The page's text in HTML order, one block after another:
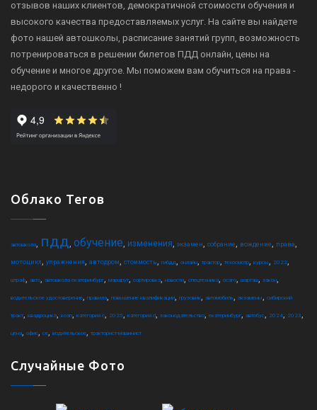
отзывов наших клиентов, демократичной стоимости обучения и
высокого качества предоставляемых услуг. На сайте вы найдете
фото нашей автошколы, расписание занятий групп, возможность
потренироваться в решении билетов ПДД онлайн, цены на
обучение и многое другое. Мы поможем вам обучиться на права -
недорого и качественно !
Облако Тегов
автошкола пдд обучение изменения экзамен собрание вождение права
мотоцикл упражнения автодром стоимость гибдд онлайн трактор техосмотр курсы 2022
штраф авто автошкола екатеринбург маршрут сортировка новости спецтехника осаго шарташ закон
водительское удостоверение правила повышение квалификации грузовик автомобиль экзамены сибирский
тракт квадроцикл коап категория c 2025 категория d законодательство екатеринбург автобус 2024 2023
цена офис ce водительское тракторист-машинист
Случайные Фото